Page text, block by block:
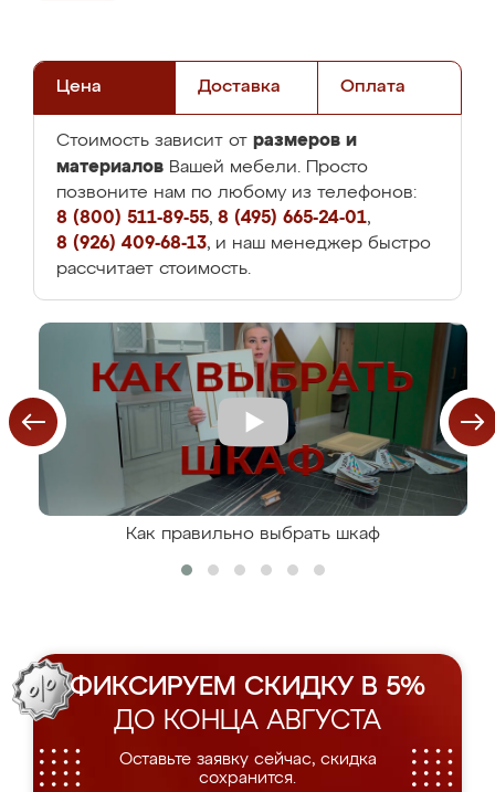
Цена Доставка Оплата
Стоимость зависит от размеров и
материалов Вашей мебели. Просто
позвоните нам по любому из телефонов:
8 (800) 511-89-55, 8 (495) 665-24-01,
8 (926) 409-68-13, и наш менеджер быстро
рассчитает стоимость.
Как правильно выбрать шкаф
ФИКСИРУЕМ СКИДКУ В 5%
ДО КОНЦА АВГУСТА
Оставьте заявку сейчас, скидка
сохранится.